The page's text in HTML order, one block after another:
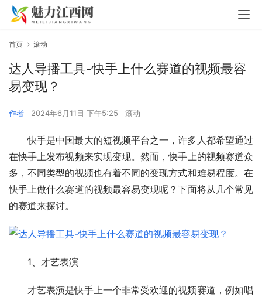
首页 滚动
达人导播工具-快手上什么赛道的视频最容
易变现？
作者 2024年6月11日 下午5:25 滚动
快手是中国最大的短视频平台之一，许多人都希望通过
在快手上发布视频来实现变现。然而，快手上的视频赛道众
多，不同类型的视频也有着不同的变现方式和难易程度。在
快手上做什么赛道的视频最容易变现呢？下面将从几个常见
的赛道来探讨。
1、才艺表演
才艺表演是快手上一个非常受欢迎的视频赛道，例如唱